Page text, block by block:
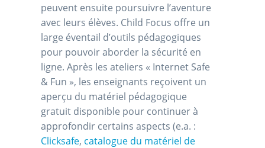
peuvent ensuite poursuivre l’aventure
avec leurs élèves. Child Focus offre un
large éventail d’outils pédagogiques
pour pouvoir aborder la sécurité en
ligne. Après les ateliers « Internet Safe
& Fun », les enseignants reçoivent un
aperçu du matériel pédagogique
gratuit disponible pour continuer à
approfondir certains aspects (e.a. :
Clicksafe, catalogue du matériel de